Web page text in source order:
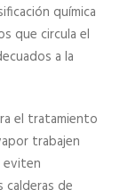
química
que circula el
a la
el tratamiento
trabajen
eviten